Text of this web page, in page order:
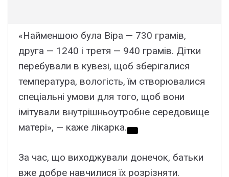
«Найменшою була Віра — 730 грамів,
друга — 1240 і третя — 940 грамів. Дітки
перебували в кувезі, щоб зберігалися
температура, вологість, їм створювалися
спеціальні умови для того, щоб вони
імітували внутрішньоутробне середовище
матері», — каже лікарка.
За час, що виходжували донечок, батьки
вже добре навчилися їх розрізняти.